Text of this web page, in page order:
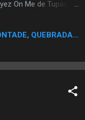
On Me de Tupac
QUEBRADA...